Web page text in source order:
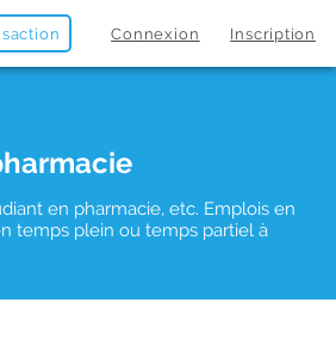
Connexion Inscription
en pharmacie, etc. Emplois en
temps plein ou temps partiel à